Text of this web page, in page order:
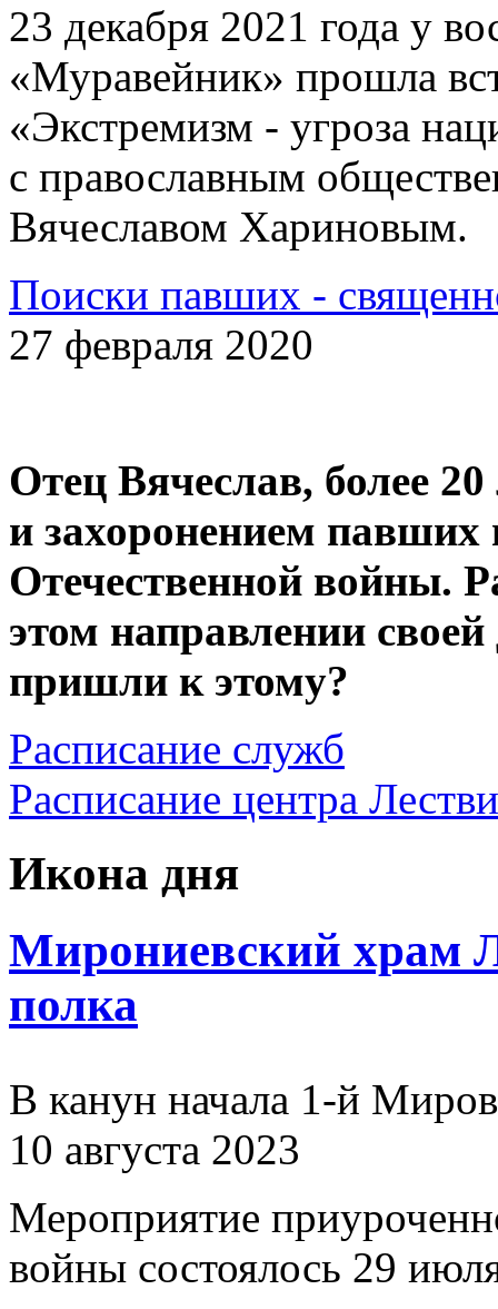
23 декабря 2021 года у
«Муравейник» прошла
«Экстремизм - угроза
с православным
Вячеславом Хариновым.
Поиски павших -
27 февраля 2020
Отец Вячеслав, более
и захоронением павших
Отечественной войны.
этом направлении
пришли к этому?
Расписание служб
Расписание центра
Икона дня
Мирониевский храм
полка
В канун начала 1-й
10 августа 2023
Мероприятие
войны состоялось 29